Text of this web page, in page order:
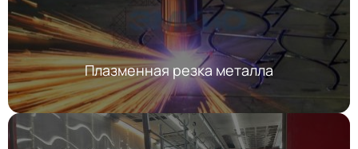
Плазменная резка металла